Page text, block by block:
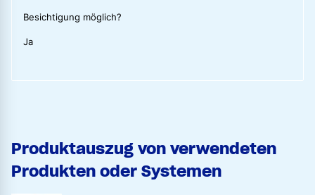
Besichtigung möglich?
Ja
Produktauszug von verwendeten
Produkten oder Systemen